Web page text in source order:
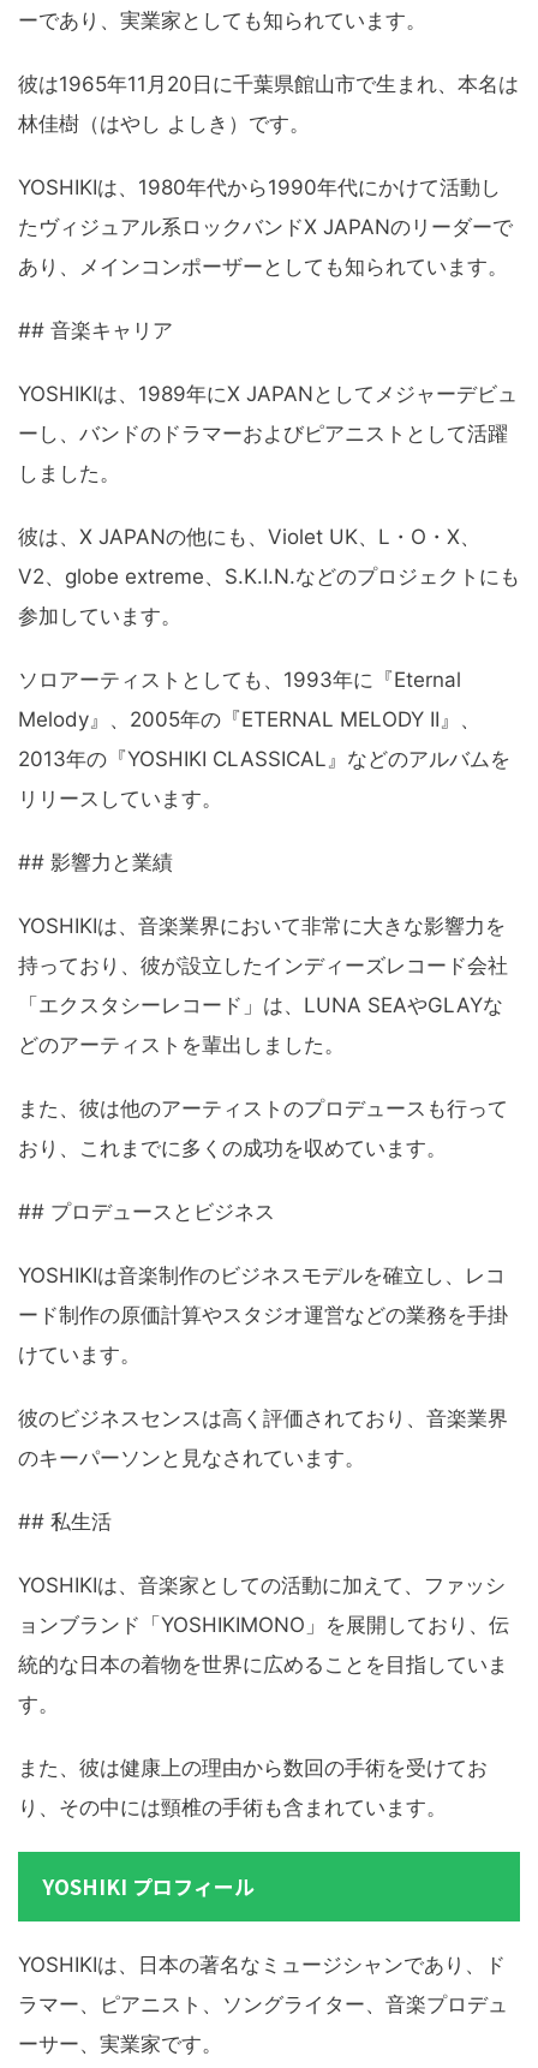
ーであり、実業家としても知られています。
彼は1965年11月20日に千葉県館山市で生まれ、本名は
林佳樹（はやし よしき）です。
YOSHIKIは、1980年代から1990年代にかけて活動し
たヴィジュアル系ロックバンドX JAPANのリーダーで
あり、メインコンポーザーとしても知られています。
## 音楽キャリア
YOSHIKIは、1989年にX JAPANとしてメジャーデビュ
ーし、バンドのドラマーおよびピアニストとして活躍
しました。
彼は、X JAPANの他にも、Violet UK、L・O・X、
V2、globe extreme、S.K.I.N.などのプロジェクトにも
参加しています。
ソロアーティストとしても、1993年に『Eternal
Melody』、2005年の『ETERNAL MELODY II』、
2013年の『YOSHIKI CLASSICAL』などのアルバムを
リリースしています。
## 影響力と業績
YOSHIKIは、音楽業界において非常に大きな影響力を
持っており、彼が設立したインディーズレコード会社
「エクスタシーレコード」は、LUNA SEAやGLAYな
どのアーティストを輩出しました。
また、彼は他のアーティストのプロデュースも行って
おり、これまでに多くの成功を収めています。
## プロデュースとビジネス
YOSHIKIは音楽制作のビジネスモデルを確立し、レコ
ード制作の原価計算やスタジオ運営などの業務を手掛
けています。
彼のビジネスセンスは高く評価されており、音楽業界
のキーパーソンと見なされています。
## 私生活
YOSHIKIは、音楽家としての活動に加えて、ファッシ
ョンブランド「YOSHIKIMONO」を展開しており、伝
統的な日本の着物を世界に広めることを目指していま
す。
また、彼は健康上の理由から数回の手術を受けてお
り、その中には頸椎の手術も含まれています。
YOSHIKI プロフィール
YOSHIKIは、日本の著名なミュージシャンであり、ド
ラマー、ピアニスト、ソングライター、音楽プロデュ
ーサー、実業家です。